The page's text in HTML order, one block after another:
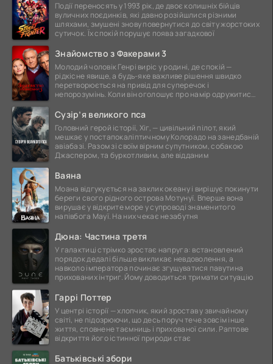
Події переносять у 1993 рік, де двоє колишніх бійців
вуличних поєдинків, які давно розійшлися різними
шляхами, змушені знову повернутися до світу жорстоких
сутичок. Їх спокій порушує поява загадкової
Знайомство з Факерами 3
Молодий чоловік Генрі виріс у родині, де спокій —
рідкісне явище, а будь-яке важливе рішення швидко
перетворюється на привід для суперечок і
непорозумінь. Коли він оголошує про намір одружитися,
Сузір’я великого пса
Головний герой історії, Хіг, — цивільний пілот, який
мешкає у постапокаліптичному Колорадо на занедбаній
авіабазі. Разом зі своїм вірним супутником, собакою
Джаспером, та буркотливим, але відданим
Ваяна
Моана відгукується на заклик океану і вирішує покинути
береги свого рідного острова Мотунуї. Вперше вона
вирушає у відкрите море у супроводі знаменитого
напівбога Мауї. На них чекає незабутня
Дюна: Частина третя
У галактиці стрімко зростає напруга: встановлений
порядок дедалі більше викликає невдоволення, а
навколо імператора починає згущуватися павутина
прихованих інтриг. Йому доводиться тримати ситуацію
Гаррі Поттер
У центрі історії — хлопчик, який зростав у звичайному
світі, не підозрюючи, що десь поруч тече зовсім інше
життя, сповнене таємниць і прихованої сили. Раптове
відкриття його істинної природи стає
Батьківські збори